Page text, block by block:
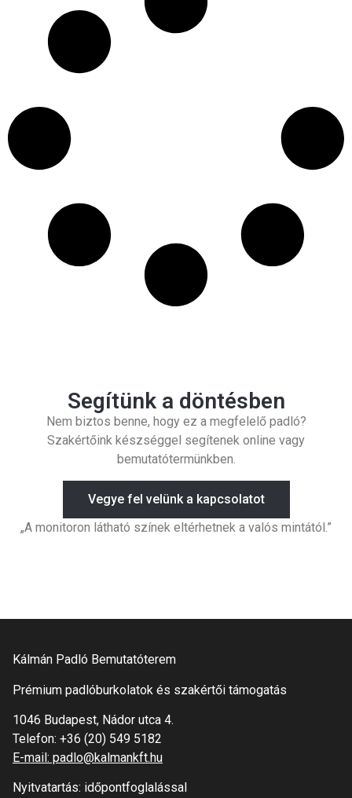
Segítünk a döntésben
Nem biztos benne, hogy ez a megfelelő padló?
Szakértőink készséggel segítenek online vagy
bemutatótermünkben.
Vegye fel velünk a kapcsolatot
„A monitoron látható színek eltérhetnek a valós mintától.”
Kálmán Padló Bemutatóterem
Prémium padlóburkolatok és szakértői támogatás
1046 Budapest, Nádor utca 4.
Telefon: +36 (20) 549 5182
E-mail: padlo@kalmankft.hu
Nyitvatartás: időpontfoglalással